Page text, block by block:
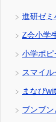
進研ゼミ
Z会小学
小学ポピ
スマイ
まなび
ブンブン